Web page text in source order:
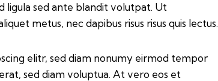
ligula sed ante blandit volutpat. Ut
metus, nec dapibus risus risus quis lectus.
elitr, sed diam nonumy eirmod tempor
sed diam voluptua. At vero eos et